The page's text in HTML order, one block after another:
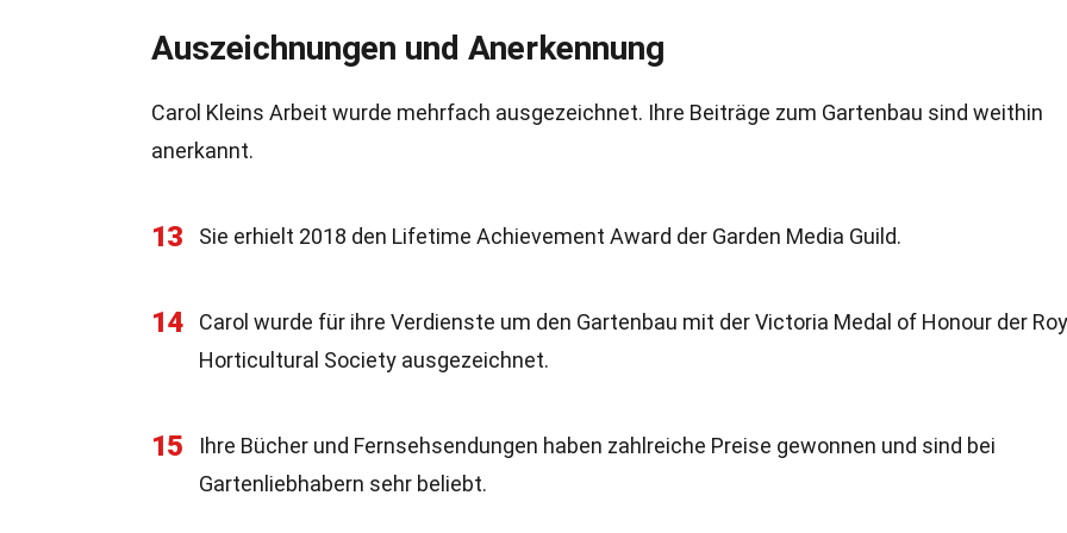
Auszeichnungen und Anerkennung
Carol Kleins Arbeit wurde mehrfach ausgezeichnet. Ihre Beiträge zum Gartenbau sind weithin
anerkannt.
13 Sie erhielt 2018 den Lifetime Achievement Award der Garden Media Guild.
14
Carol wurde für ihre Verdienste um den Gartenbau mit der Victoria Medal of Honour der
Horticultural Society ausgezeichnet.
15
Ihre Bücher und Fernsehsendungen haben zahlreiche Preise gewonnen und sind bei
Gartenliebhabern sehr beliebt.